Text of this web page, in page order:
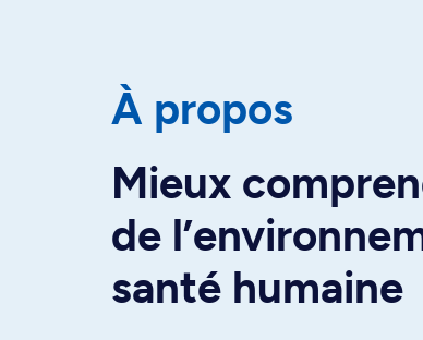
À propos
Mieux
de
santé humaine